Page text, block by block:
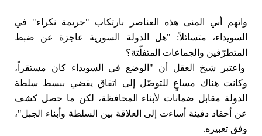
واتهم أبي المنى هذه العناصر بارتكاب "جريمة نكراء" في
السويداء، متسائلاً: "هل الدولة السورية عاجزة عن ضبط
المتطرّفين والجماعات المتفلّتة؟
واعتبر شيخ العقل أن "الوضع في السويداء كان مستقراً،
وكانت هناك مساعٍ للتوصّل إلى اتفاق يقضي ببسط سلطة
الدولة مقابل ضمانات لأبناء المحافظة، لكن ما حصل كشف
عن أحقاد دفينة أساءت إلى العلاقة بين السلطة وأبناء الجبل"،
وفق تعبيره.